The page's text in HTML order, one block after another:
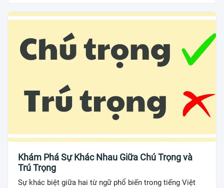
Khám Phá Sự Khác Nhau Giữa Chú Trọng và
Trú Trọng
Sự khác biệt giữa hai từ ngữ phổ biến trong tiếng Việt